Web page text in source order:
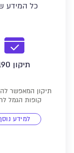
כל המידע
תיקון 190
תיקון המאפשר
קופות הגמל
למידע